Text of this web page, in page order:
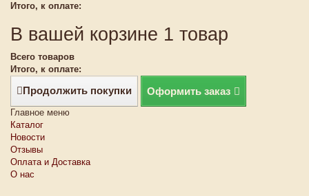
Итого, к оплате:
В вашей корзине 1 товар
Всего товаров
Итого, к оплате:
Продолжить покупки Оформить заказ
Главное меню
Каталог
Новости
Отзывы
Оплата и Доставка
О нас